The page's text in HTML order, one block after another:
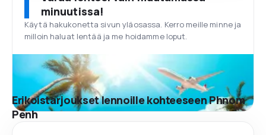
minuutissa!
Käytä hakukonetta sivun yläosassa. Kerro meille minne ja
milloin haluat lentää ja me hoidamme loput.
Erikoistarjoukset lennoille kohteeseen Phnom
Penh